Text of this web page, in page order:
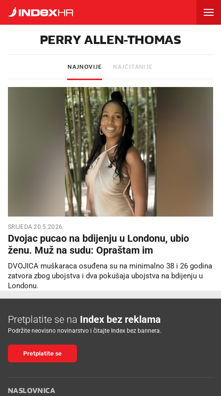
PERRY ALLEN-THOMAS
NAJNOVIJE NAJČITANIJE
SRIJEDA 20.5.2026.
Dvojac pucao na bdijenju u Londonu, ubio
ženu. Muž na sudu: Opraštam im
DVOJICA muškaraca osuđena su na minimalno 38 i 26 godina
zatvora zbog ubojstva i dva pokušaja ubojstva na bdijenju u
Londonu.
Pretplatite se na Index bez reklama
Podržite neovisno novinarstvo i čitajte Index bez bannera.
Pretplatite se
NASLOVNICA